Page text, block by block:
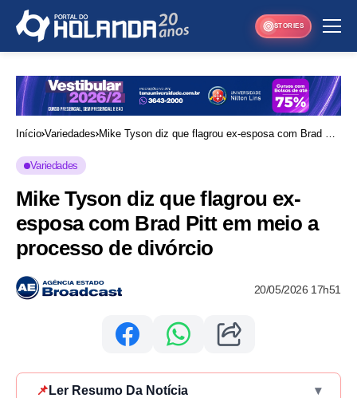
STORIES
Início Variedades Mike Tyson diz que flagrou ex-esposa com Brad Pitt
Variedades
Mike Tyson diz que flagrou ex-
esposa com Brad Pitt em meio a
processo de divórcio
20/05/2026 17h51
📌 Ler Resumo Da Notícia ▾